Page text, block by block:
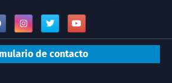
de contacto